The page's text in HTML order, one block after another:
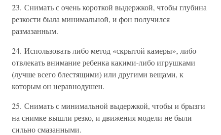
23. Снимать с очень короткой выдержкой, чтобы глубина
резкости была минимальной, и фон получился
размазанным.
24. Использовать либо метод «скрытой камеры», либо
отвлекать внимание ребенка какими-либо игрушками
(лучше всего блестящими) или другими вещами, к
которым он неравнодушен.
25. Снимать с минимальной выдержкой, чтобы и брызги
на снимке вышли резко, и движения модели не были
сильно смазанными.